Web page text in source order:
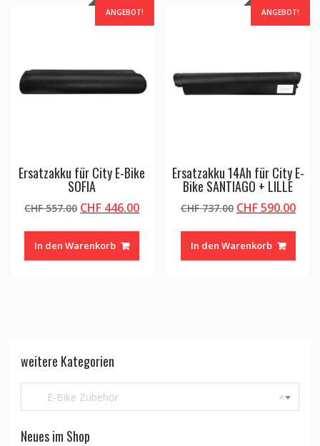
ANGEBOT!
Ersatzakku für City E-Bike
SOFIA
CHF557.00 Ursprünglicher
war:
CHF 557.00
CHF 446.00Aktueller
CHF 446.00.
In den Warenkorb
ANGEBOT!
Ersatzakku 14Ah für City E-
Bike SANTIAGO + LILLE
CHF737.00 Ursprünglicher
war:
CHF 737.00
CHF590.00
In den Warenkorb
weitere Kategorien
×
E-Bike Zubehör
Neues im Shop